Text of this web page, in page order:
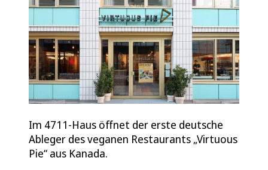
Im 4711-Haus öffnet der erste deutsche
Ableger des veganen Restaurants „Virtuous
Pie“ aus Kanada.